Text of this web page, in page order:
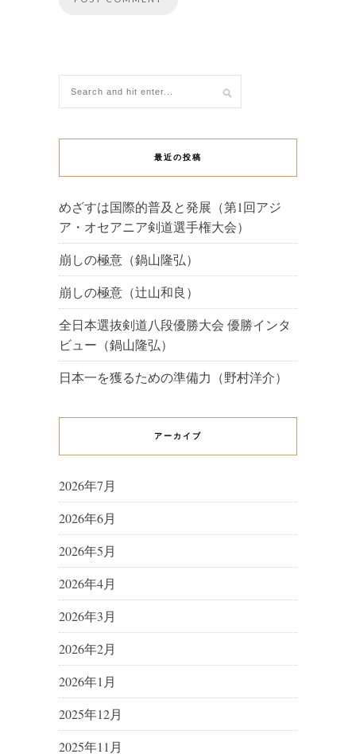
最近の投稿
めざすは国際的普及と発展（第1回アジ
ア・オセアニア剣道選手権大会）
崩しの極意（鍋山隆弘）
崩しの極意（辻山和良）
全日本選抜剣道八段優勝大会 優勝インタ
ビュー（鍋山隆弘）
日本一を獲るための準備力（野村洋介）
アーカイブ
2026年7月
2026年6月
2026年5月
2026年4月
2026年3月
2026年2月
2026年1月
2025年12月
2025年11月